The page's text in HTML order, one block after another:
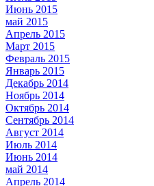
Июнь 2015
май 2015
Апрель 2015
Март 2015
Февраль 2015
Январь 2015
Декабрь 2014
Ноябрь 2014
Октябрь 2014
Сентябрь 2014
Август 2014
Июль 2014
Июнь 2014
май 2014
Апрель 2014